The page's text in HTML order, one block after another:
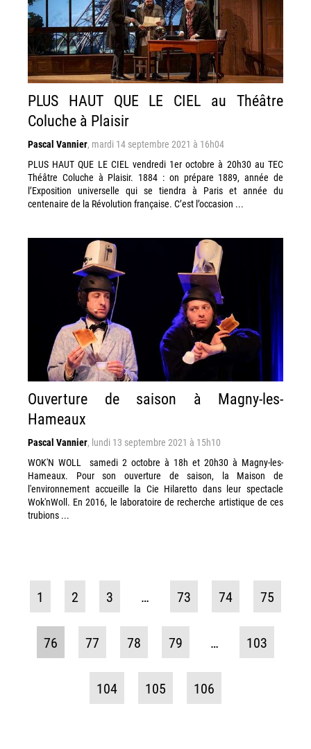
PLUS HAUT QUE LE CIEL au Théâtre
Coluche à Plaisir
Pascal Vannier, mardi 14 septembre 2021 à 16h04
PLUS HAUT QUE LE CIEL vendredi 1er octobre à 20h30 au TEC
Théâtre Coluche à Plaisir. 1884 : on prépare 1889, année de
l’Exposition universelle qui se tiendra à Paris et année du
centenaire de la Révolution française. C’est l’occasion ...
Ouverture de saison à Magny-les-
Hameaux
Pascal Vannier, lundi 13 septembre 2021 à 15h10
WOK'N WOLL samedi 2 octobre à 18h et 20h30 à Magny-les-
Hameaux. Pour son ouverture de saison, la Maison de
l'environnement accueille la Cie Hilaretto dans leur spectacle
Wok'nWoll. En 2016, le laboratoire de recherche artistique de ces
trubions ...
1 2 3 … 73 74 75
76 77 78 79 … 103
104 105 106